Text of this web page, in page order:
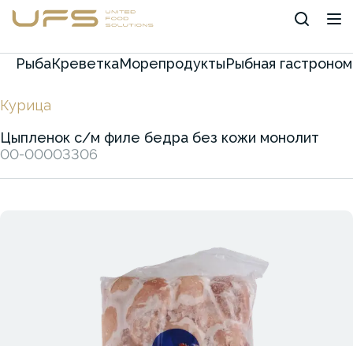
РыбаКреветкаМорепродуктыРыбная
Курица
Цыпленок с/м филе бедра без кожи монолит
00-00003306